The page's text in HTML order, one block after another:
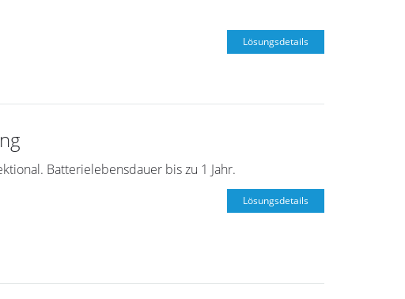
Lösungsdetails
Batterielebensdauer bis zu 1 Jahr.
Lösungsdetails